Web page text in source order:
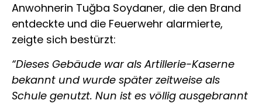
Anwohnerin Tuğba Soydaner, die den Brand
entdeckte und die Feuerwehr alarmierte,
zeigte sich bestürzt:
“Dieses Gebäude war als Artillerie-Kaserne
bekannt und wurde später zeitweise als
Schule genutzt. Nun ist es völlig ausgebrannt